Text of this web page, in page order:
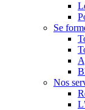
Se
Nos